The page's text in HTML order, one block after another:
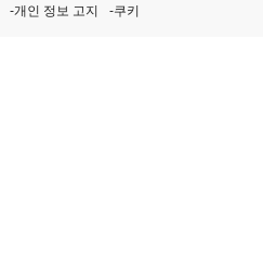
개인 정보 고지 쿠키